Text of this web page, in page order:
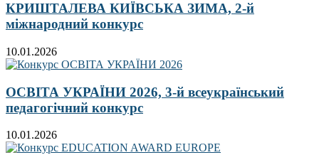
КРИШТАЛЕВА КИЇВСЬКА ЗИМА, 2-й
міжнародний конкурс
10.01.2026
ОСВІТА УКРАЇНИ 2026, 3-й всеукраїнський
педагогічний конкурс
10.01.2026